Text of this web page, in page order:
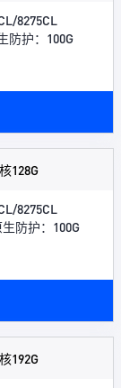
8275CL
防护：100G
128G
8275CL
防护：100G
192G